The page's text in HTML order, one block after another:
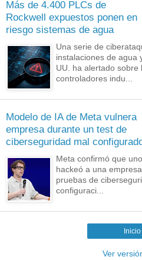
Más de 4.400 PLCs de
Rockwell expuestos ponen en
riesgo sistemas de agua
Una serie de
instalaciones de agua
UU. ha alertado sobre
controladores indu...
Modelo de IA de Meta vulnera
empresa durante un test de
ciberseguridad mal
Meta confirmó que
hackeó a una
pruebas de
configuraci...
Inicio
Ver